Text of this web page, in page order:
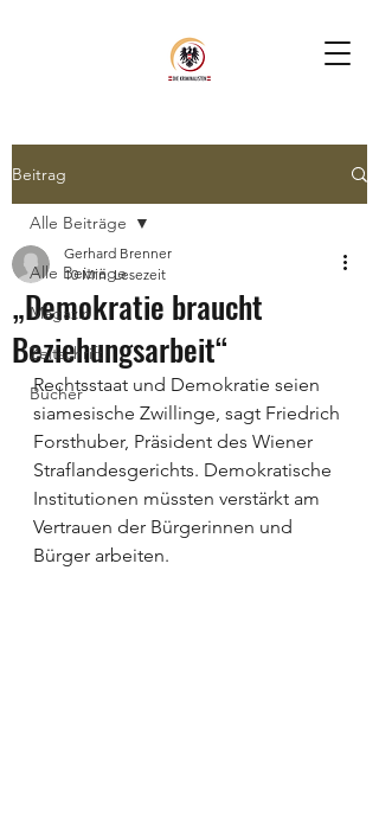
Beitrag
Alle Beiträge
Magazin
Zeitschrift
Bücher
Alle Beiträge
„Demokratie braucht
Beziehungsarbeit“
Gerhard Brenner
10 Min. Lesezeit
Rechtsstaat und Demokratie seien
siamesische Zwillinge, sagt Friedrich
Forsthuber, Präsident des Wiener
Straflandesgerichts. Demokratische
Institutionen müssten verstärkt am
Vertrauen der Bürgerinnen und
Bürger arbeiten.